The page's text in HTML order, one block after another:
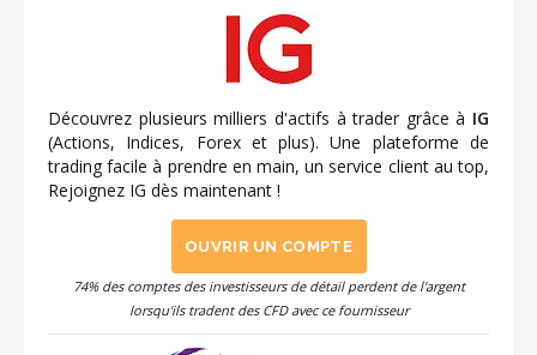
Découvrez plusieurs milliers d'actifs à trader grâce à IG
(Actions, Indices, Forex et plus). Une plateforme de
trading facile à prendre en main, un service client au top,
Rejoignez IG dès maintenant !
OUVRIR UN COMPTE
74% des comptes des investisseurs de détail perdent de l'argent
lorsqu'ils tradent des CFD avec ce fournisseur